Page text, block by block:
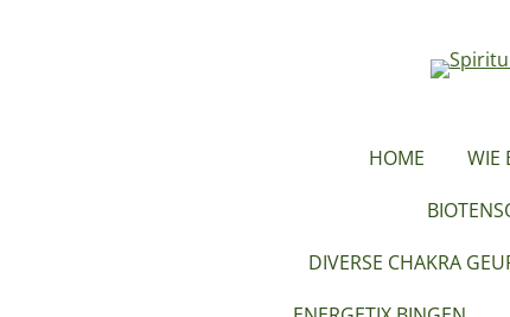
HOME WIE
DIVERSE CHAKRA